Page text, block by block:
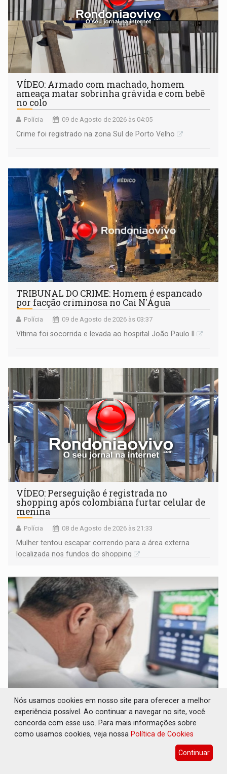
VÍDEO: Armado com machado, homem
ameaça matar sobrinha grávida e com bebê
no colo
Polícia 09 de Agosto de 2026 às 04:05
Crime foi registrado na zona Sul de Porto Velho
TRIBUNAL DO CRIME: Homem é espancado
por facção criminosa no Cai N'Água
Polícia 09 de Agosto de 2026 às 03:37
Vítima foi socorrida e levada ao hospital João Paulo II
VÍDEO: Perseguição é registrada no
shopping após colombiana furtar celular de
menina
Polícia 08 de Agosto de 2026 às 21:33
Mulher tentou escapar correndo para a área externa
localizada nos fundos do shopping
LUDOPATIA: Apostas online começam a
afetar produtividade e rotina nas empresas
Brasil e Mundo 08 de Agosto de 2026 às 21:00
Nós usamos cookies em nosso site para oferecer a melhor
experiência possível. Ao continuar a navegar no site, você
concorda com esse uso. Para mais informações sobre
como usamos cookies, veja nossa Política de Cookies
Continuar